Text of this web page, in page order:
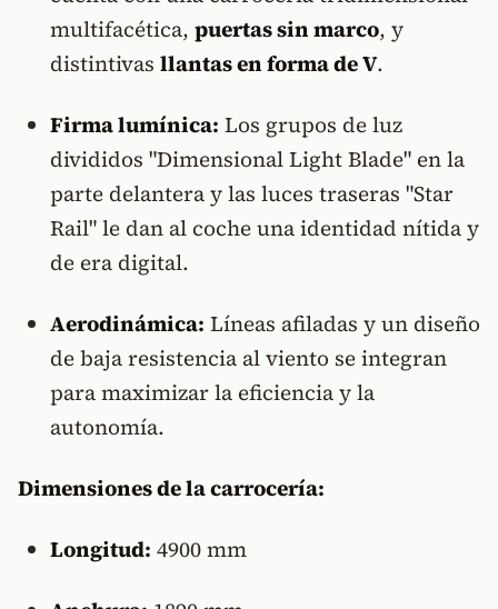
multifacética, puertas sin marco, y
distintivas llantas en forma de V.
Firma lumínica: Los grupos de luz
divididos "Dimensional Light Blade" en la
parte delantera y las luces traseras "Star
Rail" le dan al coche una identidad nítida y
de era digital.
Aerodinámica: Líneas afiladas y un diseño
de baja resistencia al viento se integran
para maximizar la eficiencia y la
autonomía.
Dimensiones de la carrocería:
Longitud: 4900 mm